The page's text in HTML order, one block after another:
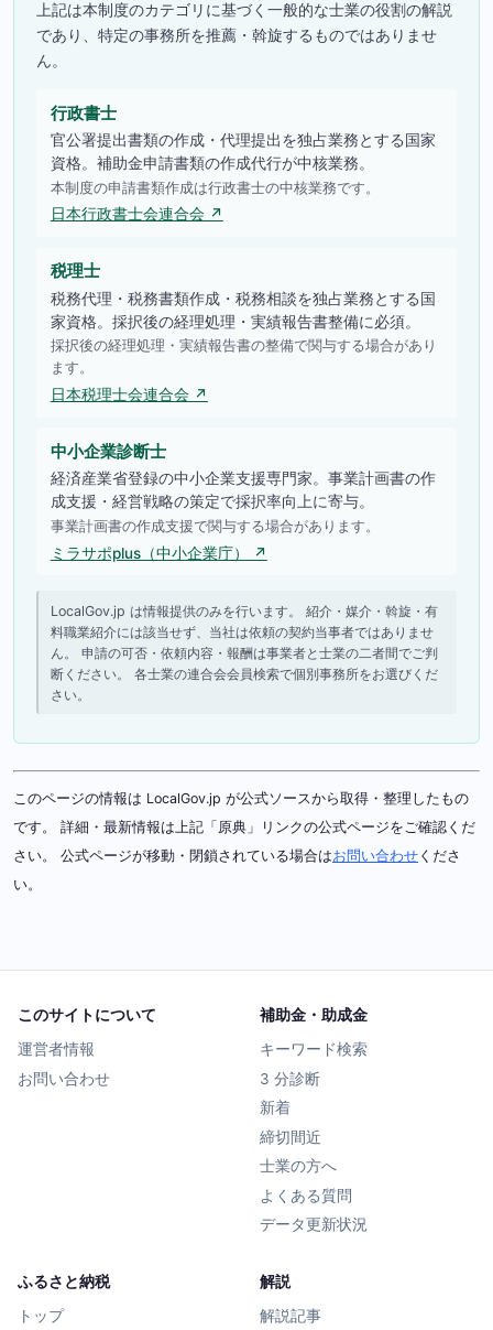
上記は本制度のカテゴリに基づく一般的な士業の役割の解説
であり、特定の事務所を推薦・斡旋するものではありませ
ん。
行政書士
官公署提出書類の作成・代理提出を独占業務とする国家
資格。補助金申請書類の作成代行が中核業務。
本制度の申請書類作成は行政書士の中核業務です。
日本行政書士会連合会 ↗
税理士
税務代理・税務書類作成・税務相談を独占業務とする国
家資格。採択後の経理処理・実績報告書整備に必須。
採択後の経理処理・実績報告書の整備で関与する場合があり
ます。
日本税理士会連合会 ↗
中小企業診断士
経済産業省登録の中小企業支援専門家。事業計画書の作
成支援・経営戦略の策定で採択率向上に寄与。
事業計画書の作成支援で関与する場合があります。
ミラサポplus（中小企業庁） ↗
LocalGov.jp は情報提供のみを行います。 紹介・媒介・斡旋・有
料職業紹介には該当せず、当社は依頼の契約当事者ではありませ
ん。 申請の可否・依頼内容・報酬は事業者と士業の二者間でご判
断ください。 各士業の連合会会員検索で個別事務所をお選びくだ
さい。
このページの情報は LocalGov.jp が公式ソースから取得・整理したもの
です。 詳細・最新情報は上記「原典」リンクの公式ページをご確認くだ
さい。 公式ページが移動・閉鎖されている場合はお問い合わせ くださ
い。
このサイトについて
運営者情報
お問い合わせ
補助金・助成金
キーワード検索
3 分診断
新着
締切間近
士業の方へ
よくある質問
データ更新状況
ふるさと納税
トップ
解説
解説記事